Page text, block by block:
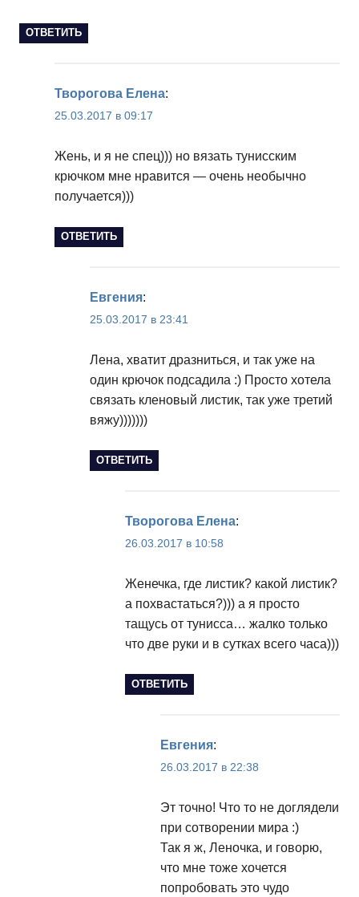
ОТВЕТИТЬ
Творогова Елена:
25.03.2017 в 09:17
Жень, и я не спец))) но вязать тунисским
крючком мне нравится — очень необычно
получается)))
ОТВЕТИТЬ
Евгения:
25.03.2017 в 23:41
Лена, хватит дразниться, и так уже на
один крючок подсадила :) Просто хотела
связать кленовый листик, так уже третий
вяжу)))))))
ОТВЕТИТЬ
Творогова Елена:
26.03.2017 в 10:58
Женечка, где листик? какой листик?
а похвастаться?))) а я просто
тащусь от тунисса… жалко только
что две руки и в сутках всего часа)))
ОТВЕТИТЬ
Евгения:
26.03.2017 в 22:38
Эт точно! Что то не доглядели
при сотворении мира :)
Так я ж, Леночка, и говорю,
что мне тоже хочется
попробовать это чудо